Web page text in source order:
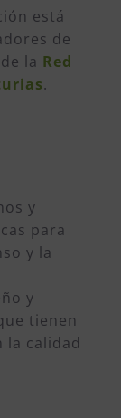
está
de
la Red
.
y
para
y la
y
tienen
la calidad